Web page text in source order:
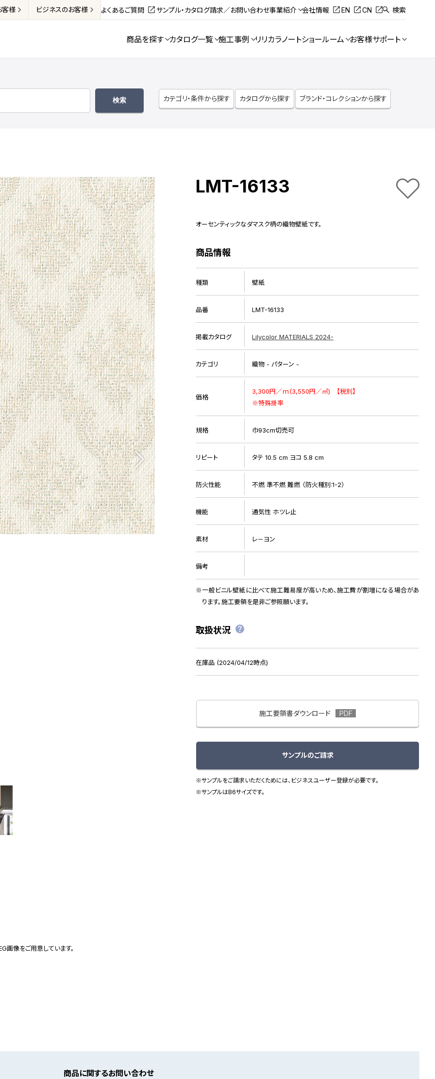
客様 ビジネスのお客様 よくあるご質問 サンプル・カタログ請求／お問い合わせ事業紹介 会社情報 EN CN 検索
商品を探す カタログ一覧 施工事例 リリカラノートショールーム お客様サポート
カテゴリ・条件から探す カタログから探す ブランド・コレクションから探す
巾なり画像
画像をご用意しています。
LMT-16133
オーセンティックなダマスク柄の織物壁紙です。
商品情報
種類 壁紙
品番 LMT-16133
掲載カタログ Lilycolor MATERIALS 2024-
カテゴリ 織物 - パターン -
価格
3,300円／ｍ(3,550円／㎡) 【税別】
※特殊掛率
規格 巾93cm切売可
リピート タテ 10.5 cm ヨコ 5.8 cm
防火性能 不燃 準不燃 難燃 （防火種別:1-2）
機能 通気性 ホツレ止
素材 レ－ヨン
備考
一般ビニル壁紙に比べて施工難易度が高いため、施工費が割増になる場合があ
ります。施工要領を是非ご参照願います。
取扱状況
在庫品 (2024/04/12時点)
施工要領書ダウンロード
サンプルのご請求
※サンプルをご請求いただくためには、ビジネスユーザー登録が必要です。
※サンプルはB6サイズです。
商品に関するお問い合わせ